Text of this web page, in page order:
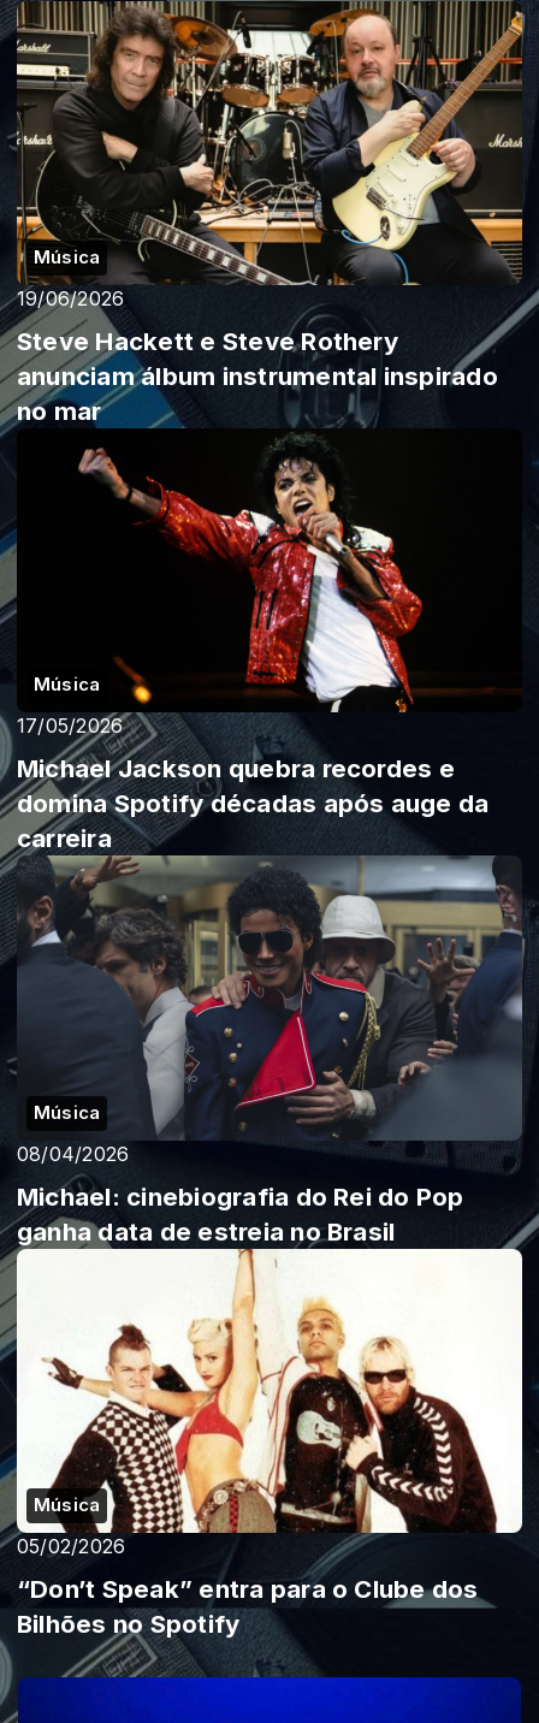
Música
19/06/2026
Steve Hackett e Steve Rothery
anunciam álbum instrumental inspirado
no mar
Música
17/05/2026
Michael Jackson quebra recordes e
domina Spotify décadas após auge da
carreira
Música
08/04/2026
Michael: cinebiografia do Rei do Pop
ganha data de estreia no Brasil
Música
05/02/2026
“Don’t Speak” entra para o Clube dos
Bilhões no Spotify